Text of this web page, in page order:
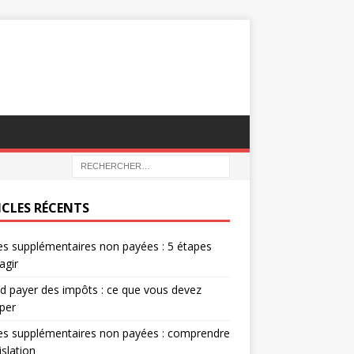
RÉCENTS
supplémentaires non payées : 5 étapes
payer des impôts : ce que vous devez
supplémentaires non payées : comprendre